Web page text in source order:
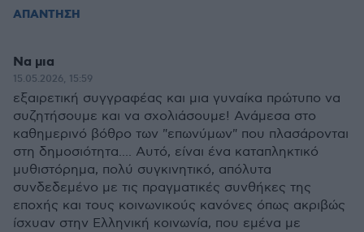
ΑΠΑΝΤΗΣΗ
Να μια
15.05.2026, 15:59
εξαιρετική συγγραφέας και μια γυναίκα πρώτυπο να
συζητήσουμε και να σχολιάσουμε! Ανάμεσα στο
καθημερινό βόθρο των "επωνύμων" που πλασάρονται
στη δημοσιότητα.... Αυτό, είναι ένα καταπληκτικό
μυθιστόρημα, πολύ συγκινητικό, απόλυτα
συνδεδεμένο με τις πραγματικές συνθήκες της
εποχής και τους κοινωνικούς κανόνες όπως ακριβώς
ίσχυαν στην Ελληνική κοινωνία, που εμένα με